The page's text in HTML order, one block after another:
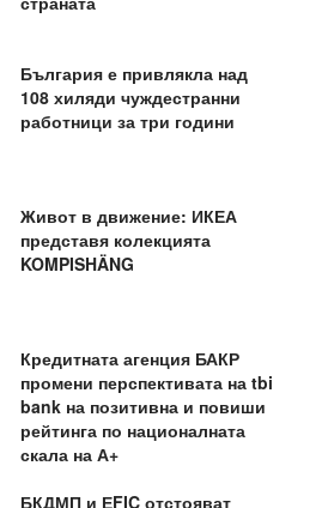
България е привлякла над
108 хиляди чуждестранни
работници за три години
Живот в движение: ИКЕА
представя колекцията
KOMPISHÄNG
Кредитната агенция БАКР
промени перспективата на tbi
bank на позитивна и повиши
рейтинга по националната
скала на А+
БКДМП и ЕFIC отстояват